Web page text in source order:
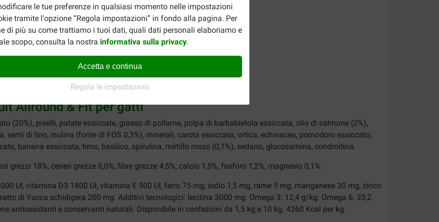
le tue preferenze in qualsiasi momento nelle impostazioni
tramite l'opzione “Regola impostazioni” in fondo alla pagina. Per
di più su come trattiamo i tuoi dati, quali dati personali elaboriamo e
scopo, consulta la nostra informativa sulla privacy.
Accetta e continua
Regola le impostazioni
Allround & Fit per gatti
(20%), piselli, patate essiccate, grasso di pollame, polpa di barbabietola essiccata, olio di salmone (2%),
semi di lino, inulina (fonte di FOS 0,3%), minerali, carota essiccata, ortica, echinacea, pomodoro essiccato,
banana essiccata, timo, basilico, spirulina, mirtillo rosso (0,1%), sedano, glucosamina, condroitina.
grezzi 18%, ceneri grezze 8,0%, fibre grezze 4,5%, calcio 1,5%, fosforo 1,2%, magnesio 0,1%.
UI, vitamina D3 1800 UI, vitamina E 500 UI, ferro 75 mg, iodio 1,5 mg, rame 5 mg, manganese 30 mg, zinco
di Yucca schidigera 200 mg. Additivi tecnologici: lecitina 3000 mg. Omega 3: 12,4 g/kg. Omega 6: 33,2
antiossidanti e conservanti naturali. Disponibile in confezioni da 1,5 kg e 10 kg. 4260 Kcal per kg.